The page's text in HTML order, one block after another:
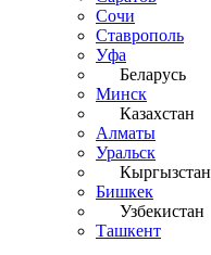
Сочи
Ставрополь
Уфа
Беларусь
Минск
Казахстан
Алматы
Уральск
Кыргызстан
Бишкек
Узбекистан
Ташкент